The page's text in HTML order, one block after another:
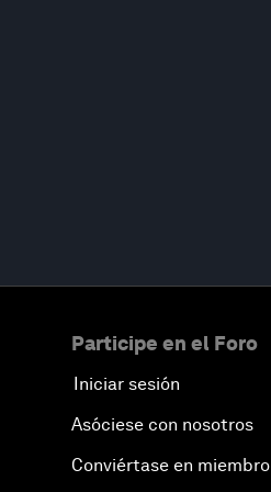
Participe en el Foro
Iniciar sesión
Asóciese con nosotros
Conviértase en miembro